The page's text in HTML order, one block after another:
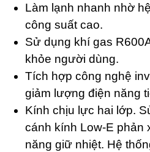
Làm lạnh nhanh nhờ
công suất cao.
Sử dụng khí gas
khỏe người dùng.
Tích hợp công nghệ
giảm lượng điện năng
Kính chịu lực hai lớp.
cánh kính Low-E phản
năng giữ nhiệt. Hệ